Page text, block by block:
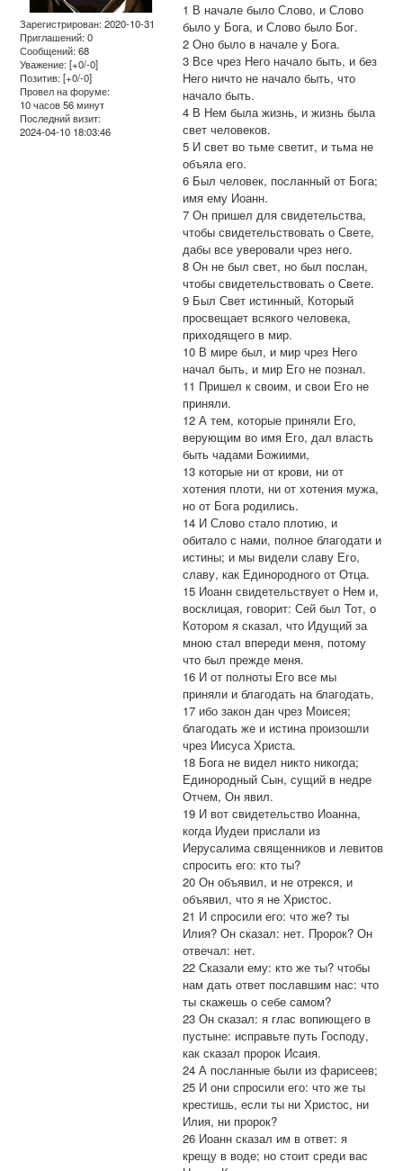
Зарегистрирован: 2020-10-31
Приглашений:0
Сообщений:68
Уважение: [+0/-0]
Позитив: [+0/-0]
Провел на форуме:
10 часов 56 минут
Последний визит:
2024-04-10 18:03:46
1 В начале было Слово, и Слово
было у Бога, и Слово было Бог.
2 Оно было в начале у Бога.
3 Все чрез Него начало быть, и без
Него ничто не начало быть, что
начало быть.
4 В Нем была жизнь, и жизнь была
свет человеков.
5 И свет во тьме светит, и тьма не
объяла его.
6 Был человек, посланный от Бога;
имя ему Иоанн.
7 Он пришел для свидетельства,
чтобы свидетельствовать о Свете,
дабы все уверовали чрез него.
8 Он не был свет, но был послан,
чтобы свидетельствовать о Свете.
9 Был Свет истинный, Который
просвещает всякого человека,
приходящего в мир.
10 В мире был, и мир чрез Него
начал быть, и мир Его не познал.
11 Пришел к своим, и свои Его не
приняли.
12 А тем, которые приняли Его,
верующим во имя Его, дал власть
быть чадами Божиими,
13 которые ни от крови, ни от
хотения плоти, ни от хотения мужа,
но от Бога родились.
14 И Слово стало плотию, и
обитало с нами, полное благодати и
истины; и мы видели славу Его,
славу, как Единородного от Отца.
15 Иоанн свидетельствует о Нем и,
восклицая, говорит: Сей был Тот, о
Котором я сказал, что Идущий за
мною стал впереди меня, потому
что был прежде меня.
16 И от полноты Его все мы
приняли и благодать на благодать,
17 ибо закон дан чрез Моисея;
благодать же и истина произошли
чрез Иисуса Христа.
18 Бога не видел никто никогда;
Единородный Сын, сущий в недре
Отчем, Он явил.
19 И вот свидетельство Иоанна,
когда Иудеи прислали из
Иерусалима священников и левитов
спросить его: кто ты?
20 Он объявил, и не отрекся, и
объявил, что я не Христос.
21 И спросили его: что же? ты
Илия? Он сказал: нет. Пророк? Он
отвечал: нет.
22 Сказали ему: кто же ты? чтобы
нам дать ответ пославшим нас: что
ты скажешь о себе самом?
23 Он сказал: я глас вопиющего в
пустыне: исправьте путь Господу,
как сказал пророк Исаия.
24 А посланные были из фарисеев;
25 И они спросили его: что же ты
крестишь, если ты ни Христос, ни
Илия, ни пророк?
26 Иоанн сказал им в ответ: я
крещу в воде; но стоит среди вас